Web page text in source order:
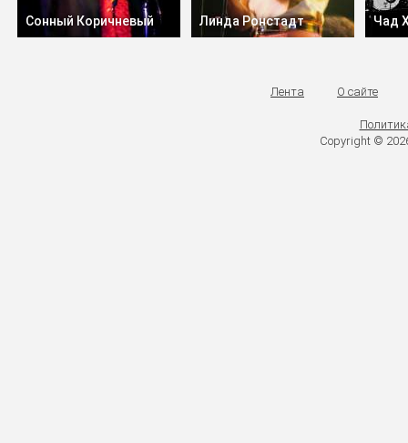
Сонный Коричневый Линда Ронстадт Чад
Лента О сайте
Copyright ©